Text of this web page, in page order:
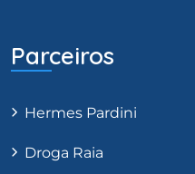
Parceiros
Hermes Pardini
Droga Raia